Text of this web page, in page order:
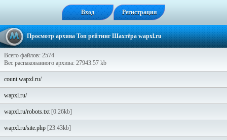
Вход Регистрация
Просмотр архива Топ рейтинг Шахтёра wapxl.ru
Всего файлов: 2574
Вес распакованного архива: 27943.57 kb
count.wapxl.ru/
wapxl.ru/
wapxl.ru/robots.txt[0.26kb]
wapxl.ru/site.php [23.43kb]